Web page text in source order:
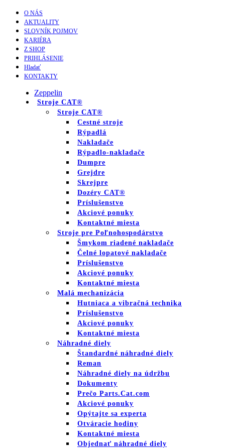
O NÁS
AKTUALITY
SLOVNÍK POJMOV
KARIÉRA
Z SHOP
PRIHLÁSENIE
Hladať
KONTAKTY
Zeppelin
Stroje CAT®
Stroje CAT®
Cestné stroje
Rýpadlá
Nakladače
Rýpadlo-nakladače
Dumpre
Grejdre
Skrejpre
Dozéry CAT®
Príslušenstvo
Akciové ponuky
Kontaktné miesta
Stroje pre Poľnohospodárstvo
Šmykom riadené nakladače
Čelné lopatové nakladače
Príslušenstvo
Akciové ponuky
Kontaktné miesta
Malá mechanizácia
Hutniaca a vibračná technika
Príslušenstvo
Akciové ponuky
Kontaktné miesta
Náhradné diely
Štandardné náhradné diely
Reman
Náhradné diely na údržbu
Dokumenty
Prečo Parts.Cat.com
Akciové ponuky
Opýtajte sa experta
Otváracie hodiny
Kontaktné miesta
Objednať náhradné diely